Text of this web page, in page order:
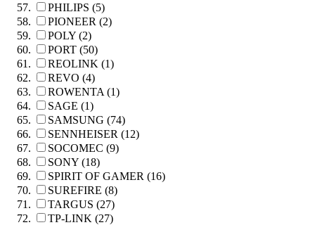
PHILIPS (5)
PIONEER (2)
POLY (2)
PORT (50)
REOLINK (1)
REVO (4)
ROWENTA (1)
SAGE (1)
SAMSUNG (74)
SENNHEISER (12)
SOCOMEC (9)
SONY (18)
SPIRIT OF GAMER (16)
SUREFIRE (8)
TARGUS (27)
TP-LINK (27)